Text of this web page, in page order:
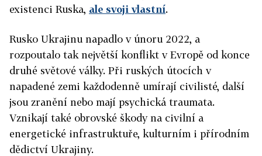
existenci Ruska, ale svoji vlastní.
Rusko Ukrajinu napadlo v únoru 2022, a
rozpoutalo tak největší konflikt v Evropě od konce
druhé světové války. Při ruských útocích v
napadené zemi každodenně umírají civilisté, další
jsou zranění nebo mají psychická traumata.
Vznikají také obrovské škody na civilní a
energetické infrastruktuře, kulturním i přírodním
dědictví Ukrajiny.